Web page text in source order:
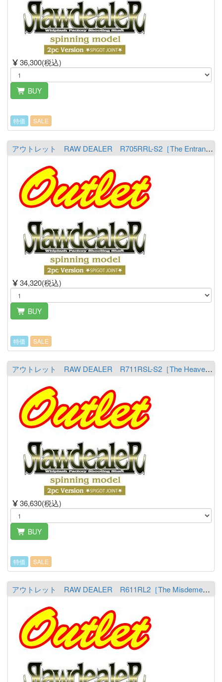
36,300(税込)
BUY
特価 SALE
アウトレット RAW DEALER R705RRL-S2［The Entrancer］ ※必ず商品詳細をご覧の上ご注文下さい。（送料￥2,000 ※沖縄除く）
34,320(税込)
BUY
特価 SALE
アウトレット RAW DEALER R711RSL-S2［The Heaven Raiser-AR］ ※必ず商品詳細をご覧の上ご注文下さい。（送料￥2,000 ※沖縄除く）
36,630(税込)
BUY
特価 SALE
アウトレット RAW DEALER R611RL2［The Misdemeanor］ ※必ず商品詳細をご覧の上ご注文下さい。（送料￥1,700 ※沖縄除く）